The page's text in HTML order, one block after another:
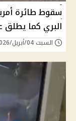
سقوط طائرة
البري كما يطلق
السبت 04/أبريل/2026 - 01:18 ص